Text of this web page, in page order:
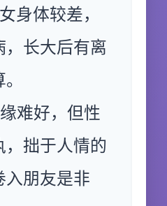
身体较差，
，长大后有离
难好，但性
拙于人情的
入朋友是非